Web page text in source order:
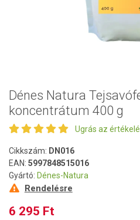
Dénes Natura
koncentrátum 400 g
Ugrás az
Cikkszám: DN016
EAN: 5997848515016
Gyártó: Dénes-Natura
Rendelésre
6 295 Ft